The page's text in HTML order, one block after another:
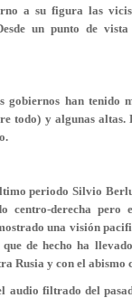
a su figura las
un punto de
gobiernos han tenido
todo) y algunas altas.
periodo Silvio
centro-derecha pero
una visión
de hecho ha
Rusia y con el abismo
audio filtrado del